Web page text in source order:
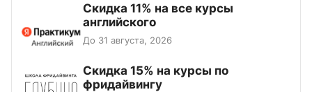
Скидка 11% на все курсы
английского
До 31 августа, 2026
Скидка 15% на курсы по
фридайвингу